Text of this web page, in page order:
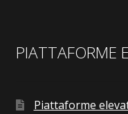
PIATTAFORME
Piattaforme